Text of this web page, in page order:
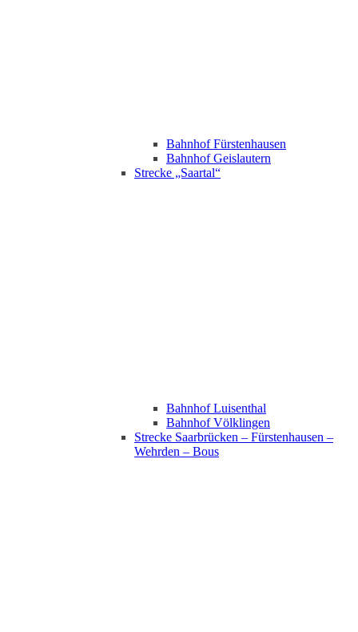
Bahnhof Fürstenhausen
Bahnhof Geislautern
Strecke „Saartal“
Bahnhof Luisenthal
Bahnhof Völklingen
Strecke Saarbrücken – Fürstenhausen –
Wehrden – Bous